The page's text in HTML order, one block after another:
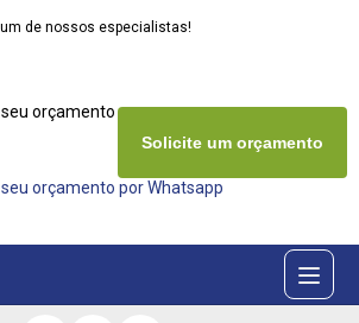
de nossos especialistas!
seu orçamento agora mesmo
seu orçamento por Whatsapp
Solicite um orçamento